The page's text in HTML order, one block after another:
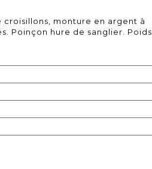
monture en argent à
Poinçon hure de sanglier. Poids